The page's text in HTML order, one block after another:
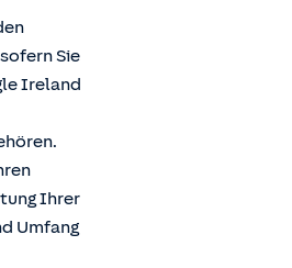
Sie
Ireland
Ihrer
Umfang